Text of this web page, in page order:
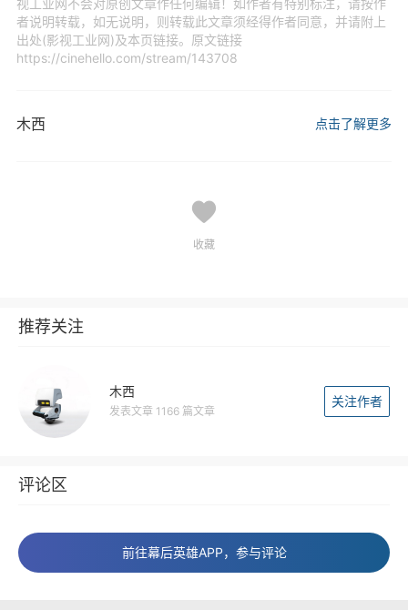
视工业网不会对原创文章作任何编辑！如作者有特别标注，请按作
者说明转载，如无说明，则转载此文章须经得作者同意，并请附上
出处(影视工业网)及本页链接。原文链接
https://cinehello.com/stream/143708
木西 点击了解更多
收藏
推荐关注
木西
发表文章 1166 篇文章
关注作者
评论区
前往幕后英雄APP，参与评论